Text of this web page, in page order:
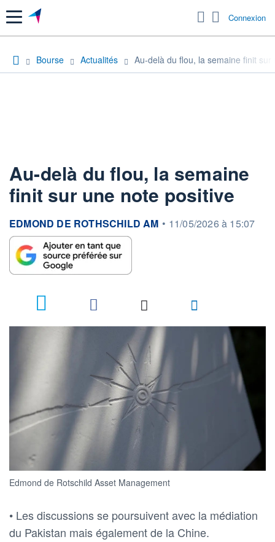
Menu Connexion
Bourse Actualités Au-delà du flou, la semaine finit sur
Au-delà du flou, la semaine
finit sur une note positive
information fournie par
EDMOND DE ROTHSCHILD AM • 11/05/2026 à 15:07
Edmond de Rotschild Asset Management
• Les discussions se poursuivent avec la médiation
du Pakistan mais également de la Chine.